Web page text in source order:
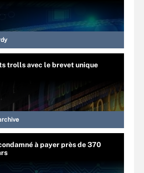
trolls avec le brevet unique
à payer près de 370